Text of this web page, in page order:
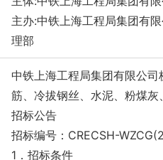
主办:中铁上海工程局集团有
理部
中铁上海工程局集团有限公
筋、冷拔钢丝、水泥、粉煤
招标公告
招标编号：CRECSH-
1．招标条件